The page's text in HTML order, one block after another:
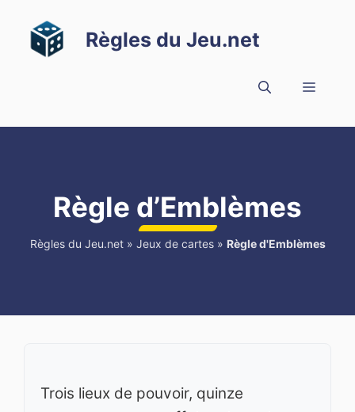
contenu
Règles du Jeu.net
Menu
Règle d’Emblèmes
Règles du Jeu.net» Jeux de cartes» Règle d'Emblèmes
Trois lieux de pouvoir, quinze